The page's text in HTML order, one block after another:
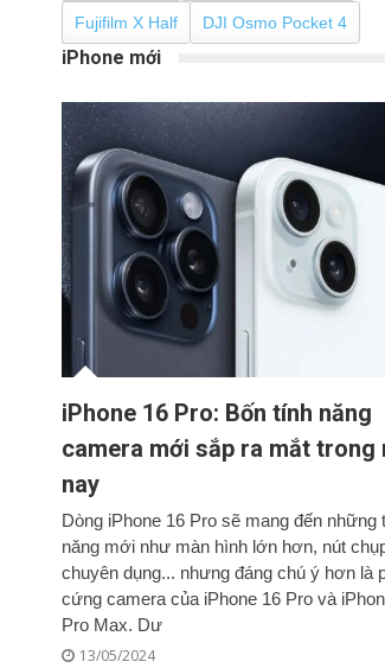
Fujifilm X Half DJI Osmo Pocket 4
iPhone mới
iPhone 16 Pro: Bốn tính năng
camera mới sắp ra mắt trong
nay
Dòng iPhone 16 Pro sẽ mang đến những
năng mới như màn hình lớn hơn, nút
chuyên dụng... nhưng đáng chú ý hơn là
cứng camera của iPhone 16 Pro và
Pro Max. Dư
13/05/2024